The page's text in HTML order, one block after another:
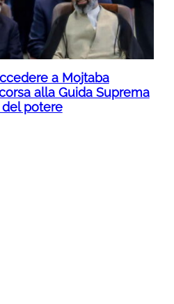
a Mojtaba
alla Guida Suprema
potere